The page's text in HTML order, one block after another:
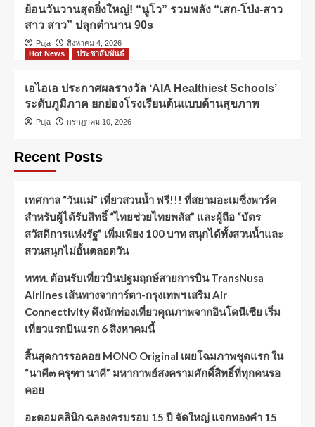
ย้อนวันวานสุดยิ่งใหญ่! “นูโว” รวมพลัง “เสก-โป่ง-สาว
สาว สาว” ปลุกตำนาน 90s
Puja
สิงหาคม 4, 2026
Hot News
ประชาสัมพันธ์
เอไอเอ ประกาศผลรางวัล ‘AIA Healthiest Schools’
ระดับภูมิภาค ยกย่องโรงเรียนต้นแบบด้านสุขภาพ
Puja กรกฎาคม 10, 2026
Recent Posts
เทศกาล “วันแม่” เที่ยวสวนน้ำ ฟรี!!! ที่สยามอะเมซิ่งพาร์ค
สำหรับผู้ได้รับสิทธิ์ “ไทยช่วยไทยพลัส” และผู้ถือ “บัตร
สวัสดิการแห่งรัฐ” เพิ่มเพียง 100 บาท สนุกได้ทั้งสวนน้ำและ
สวนสนุกไม่อั้นตลอดวัน
ททท. ต้อนรับเที่ยวบินปฐมฤกษ์สายการบิน TransNusa
Airlines เส้นทางจาการ์ตา-กรุงเทพฯ เสริม Air
Connectivity ดึงนักท่องเที่ยวคุณภาพจากอินโดนีเซีย เริ่ม
เที่ยวแรกบินแรก 6 สิงหาคมนี้
สิ้นสุดการรอคอย MONO Original เผยโฉมภาพชุดแรก ใน
“นาคี๓ ครุฑา นาคี” มหากาพย์สงครามศักดิ์สิทธิ์ที่ทุกคนรอ
คอย
อะตอมคลินิก ฉลองครบรอบ 15 ปี จัดใหญ่ แจกทองคำ 15